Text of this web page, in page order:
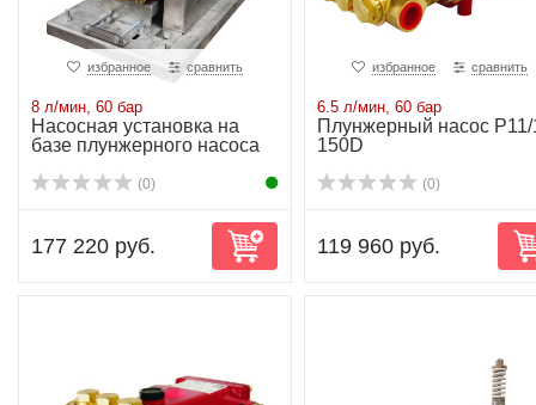
избранное сравнить
8 л/мин, 60 бар
Насосная установка на
базе плунжерного насоса
(0)
177 220 руб.
избранное сравнить
6.5 л/мин, 60 бар
Плунжерный насос P11/
150D
(0)
119 960 руб.